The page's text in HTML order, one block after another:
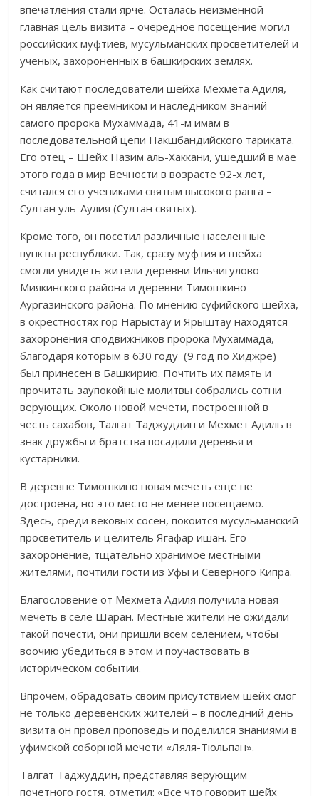
впечатления стали ярче. Осталась неизменной
главная цель визита – очередное посещение могил
российских муфтиев, мусульманских просветителей и
ученых, захороненных в башкирских землях.
Как считают последователи шейха Мехмета Адиля,
он является преемником и наследником знаний
самого пророка Мухаммада, 41-м имам в
последовательной цепи Накшбандийского тариката.
Его отец – Шейх Назим аль-Хаккани, ушедший в мае
этого года в мир Вечности в возрасте 92-х лет,
считался его учениками святым высокого ранга –
Султан уль-Аулия (Султан святых).
Кроме того, он посетил различные населенные
пункты республики. Так, сразу муфтия и шейха
смогли увидеть жители деревни Ильчигулово
Миякинского района и деревни Тимошкино
Аургазинского района. По мнению суфийского шейха,
в окрестностях гор Нарыстау и Ярыштау находятся
захоронения сподвижников пророка Мухаммада,
благодаря которым в 630 году (9 год по Хиджре)
был принесен в Башкирию. Почтить их память и
прочитать заупокойные молитвы собрались сотни
верующих. Около новой мечети, построенной в
честь сахабов, Талгат Таджуддин и Мехмет Адиль в
знак дружбы и братства посадили деревья и
кустарники.
В деревне Тимошкино новая мечеть еще не
достроена, но это место не менее посещаемо.
Здесь, среди вековых сосен, покоится мусульманский
просветитель и целитель Ягафар ишан. Его
захоронение, тщательно хранимое местными
жителями, почтили гости из Уфы и Северного Кипра.
Благословение от Мехмета Адиля получила новая
мечеть в селе Шаран. Местные жители не ожидали
такой почести, они пришли всем селением, чтобы
воочию убедиться в этом и поучаствовать в
историческом событии.
Впрочем, обрадовать своим присутствием шейх смог
не только деревенских жителей – в последний день
визита он провел проповедь и поделился знаниями в
уфимской соборной мечети «Ляля-Тюльпан».
Талгат Таджуддин, представляя верующим
почетного гостя, отметил: «Все что говорит шейх